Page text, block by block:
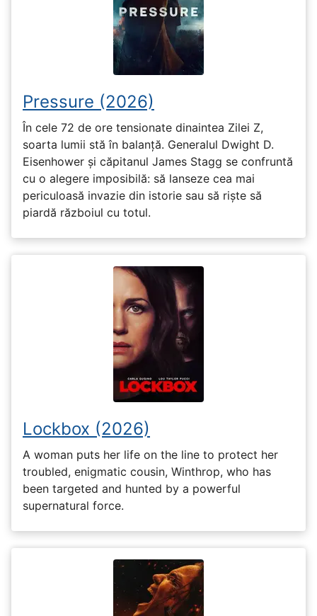
Pressure (2026)
În cele 72 de ore tensionate dinaintea Zilei Z,
soarta lumii stă în balanță. Generalul Dwight D.
Eisenhower și căpitanul James Stagg se confruntă
cu o alegere imposibilă: să lanseze cea mai
periculoasă invazie din istorie sau să riște să
piardă războiul cu totul.
Lockbox (2026)
A woman puts her life on the line to protect her
troubled, enigmatic cousin, Winthrop, who has
been targeted and hunted by a powerful
supernatural force.